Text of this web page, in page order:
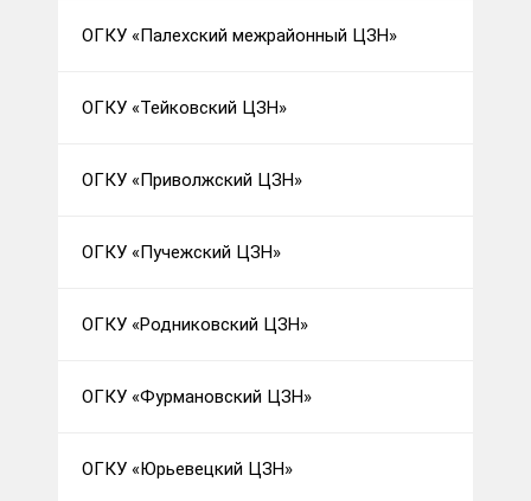
ОГКУ «Палехский межрайонный ЦЗН»
ОГКУ «Тейковский ЦЗН»
ОГКУ «Приволжский ЦЗН»
ОГКУ «Пучежский ЦЗН»
ОГКУ «Родниковский ЦЗН»
ОГКУ «Фурмановский ЦЗН»
ОГКУ «Юрьевецкий ЦЗН»